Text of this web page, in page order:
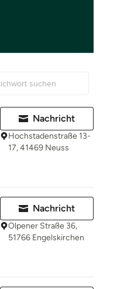
Nachricht
Hochstadenstraße 13-
17, 41469 Neuss
Nachricht
Olpener Straße 36,
51766 Engelskirchen